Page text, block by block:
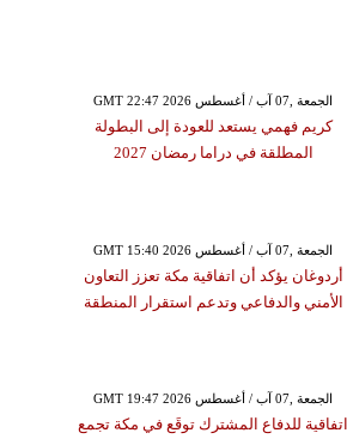
GMT 22:47 2026 الجمعة ,07 آب / أغسطس
كريم فهمي يستعد للعودة إلى البطولة
المطلقة في دراما رمضان 2027
GMT 15:40 2026 الجمعة ,07 آب / أغسطس
أردوغان يؤكد أن اتفاقية مكة تعزز التعاون
الأمني والدفاعي وتدعم استقرار المنطقة
GMT 19:47 2026 الجمعة ,07 آب / أغسطس
اتفاقية للدفاع المشترك توقَع في مكة تجمع